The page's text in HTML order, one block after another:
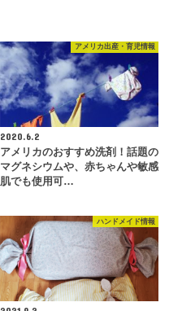
アメリカ出産・育児情報
2020.6.2
アメリカのおすすめ洗剤！話題の
マグネシウムや、赤ちゃんや敏感
肌でも使用可…
ハンドメイド情報